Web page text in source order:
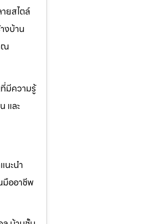
ยสไตล์
งบ้าน
ณ
มีความรู้
และ
นะนำ
มืออาชีพ